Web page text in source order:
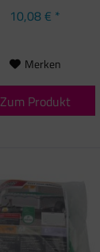
10,08 € *
Merken
Zum Produkt